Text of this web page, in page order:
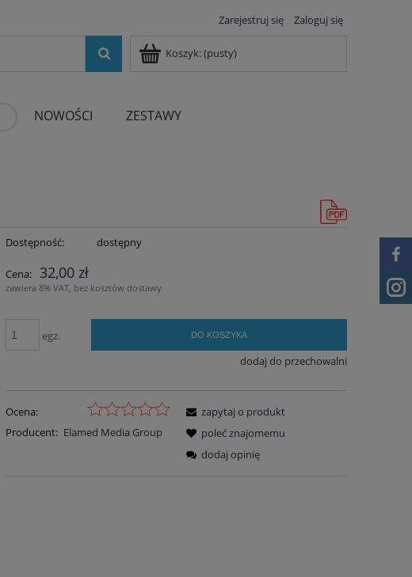
Zarejestruj się Zaloguj się
Koszyk:(pusty)
NOWOŚCI ZESTAWY
Dostępność: dostępny
Cena: 32,00 zł
zawiera 8% VAT, bez kosztów dostawy
egz. DO KOSZYKA
dodaj do przechowalni
Ocena:
Producent: Elamed Media Group
zapytaj o produkt
poleć znajomemu
dodaj opinię